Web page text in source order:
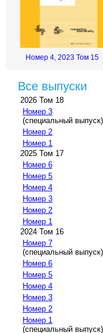
Номер 4, 2023 Том 15
Все выпуски
2026 Том 18
Номер 3
(специальный выпуск)
Номер 2
Номер 1
2025 Том 17
Номер 6
Номер 5
Номер 4
Номер 3
Номер 2
Номер 1
2024 Том 16
Номер 7
(специальный выпуск)
Номер 6
Номер 5
Номер 4
Номер 3
Номер 2
Номер 1
(специальный выпуск)